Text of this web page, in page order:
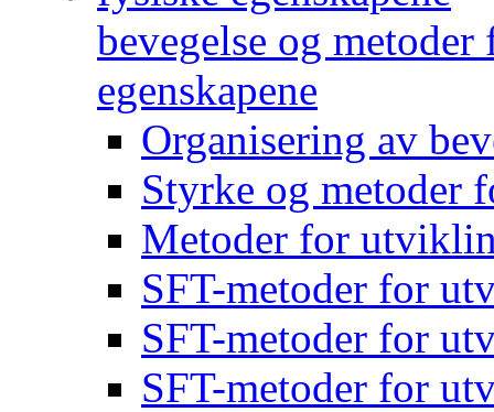
bevegelse og
egenskapene
Organisering av
Styrke og metoder
Metoder for
SFT-metoder for
SFT-metoder for
SFT-metoder for